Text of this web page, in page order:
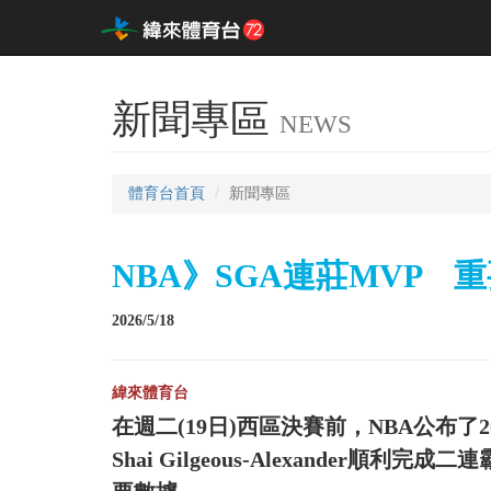
新聞專區 NEWS
體育台首頁 新聞專區
NBA》SGA連莊MVP 重
2026/5/18
緯來體育台
在週二(19日)西區決賽前，NBA公布了
Shai Gilgeous-Alexander順利完成二